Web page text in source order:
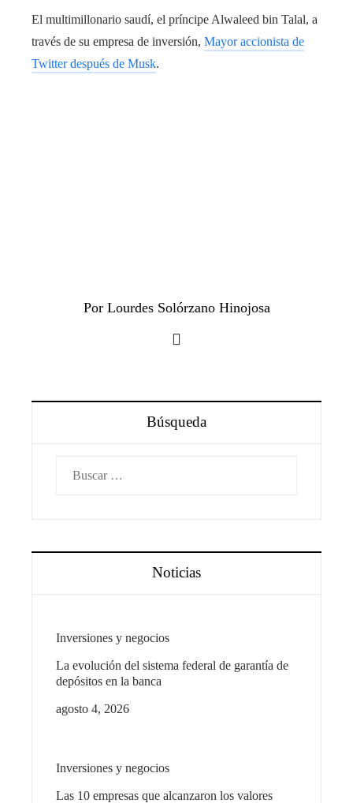
El multimillonario saudí, el príncipe Alwaleed bin Talal, a
través de su empresa de inversión, Mayor accionista de
Twitter después de Musk.
Por Lourdes Solórzano Hinojosa
Búsqueda
Noticias
Inversiones y negocios
La evolución del sistema federal de garantía de
depósitos en la banca
agosto 4, 2026
Inversiones y negocios
Las 10 empresas que alcanzaron los valores